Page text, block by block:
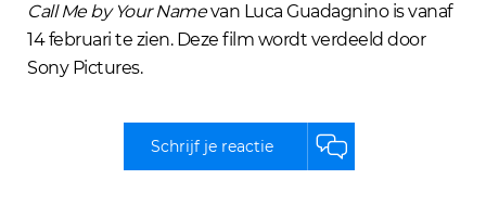
Call Me by Your Namevan Luca Guadagnino is vanaf
14 februari te zien. Deze film wordt verdeeld door
Sony Pictures.
Schrijf je reactie